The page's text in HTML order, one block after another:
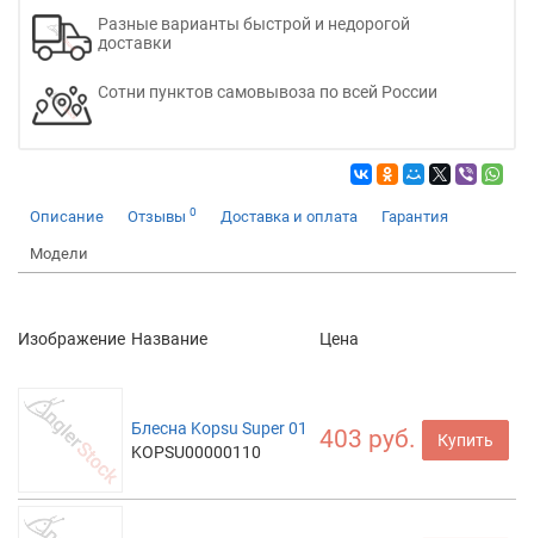
Разные варианты быстрой и недорогой
доставки
Сотни пунктов самовывоза по всей России
Описание Отзывы 0 Доставка и оплата Гарантия
Модели
Изображение Название Цена
Блесна Kopsu Super 01
KOPSU00000110
403 руб. Купить